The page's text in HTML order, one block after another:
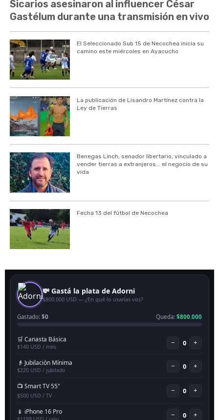
Sicarios asesinaron al influencer César
Gastélum durante una transmisión en vivo
El Seleccionado Sub 15 de Necochea inicia su
camino este miércoles en Ayacucho
La publicación de Lisandro Martínez contra la
Ley de Tierras
Benegas Linch, senador libertario, vinculado a
vender tierras a extranjeros... el negocio de su
vida
Fecha 13 del fútbol de Necochea